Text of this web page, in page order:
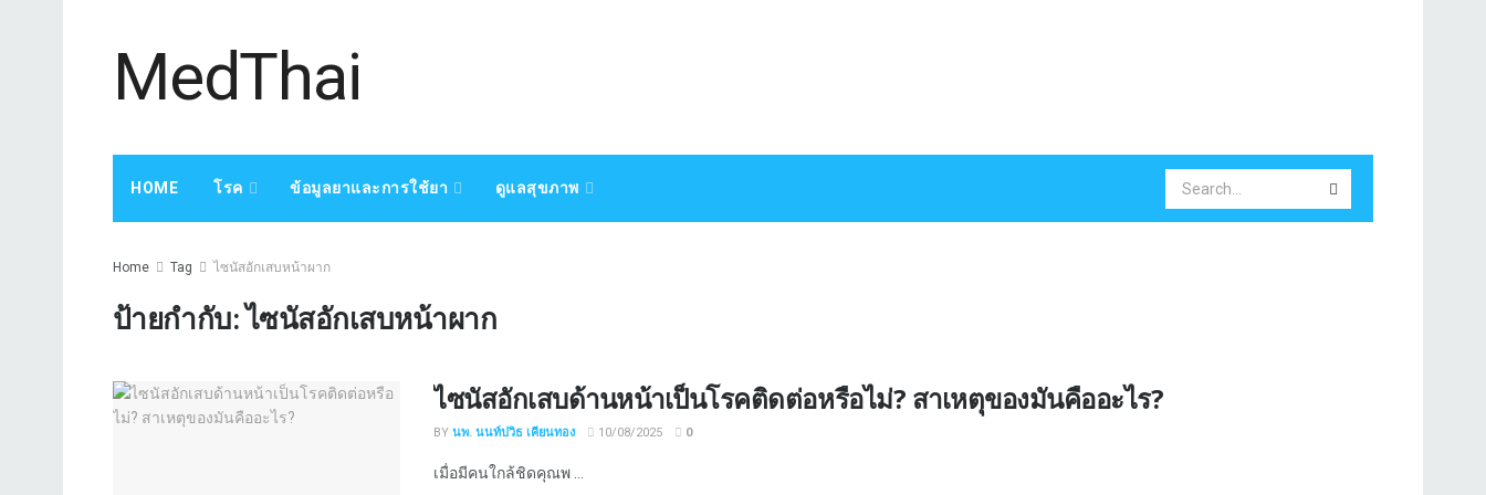
MedThai
HOME โรค ข้อมูลยาและการใช้ยา ดูแลสุขภาพ
Home Tag ไซนัสอักเสบหน้าผาก
ป้ายกำกับ:ไซนัสอักเสบหน้าผาก
ไซนัสอักเสบด้านหน้าเป็นโรคติดต่อหรือไม่? สาเหตุของมันคืออะไร?
BY นพ. นนท์ปวิธ เคียนทอง 10/08/2025 0
เมื่อมีคนใกล้ชิดคุณพ ...